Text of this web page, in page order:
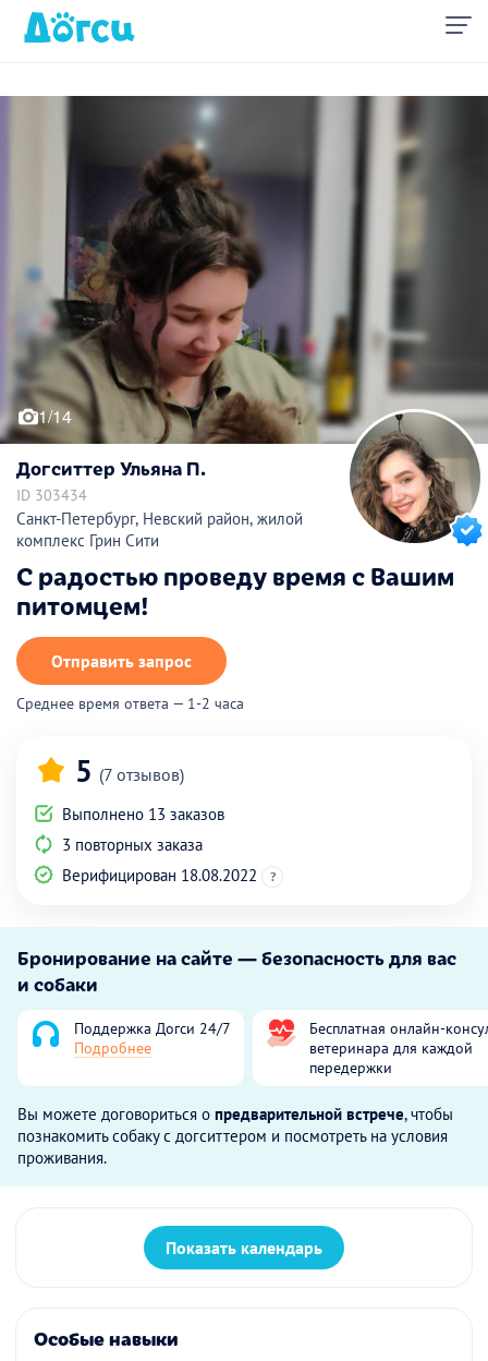
1/14
Догситтер Ульяна П.
ID 303434
Санкт-Петербург, Невский район, жилой
комплекс Грин Сити
С радостью проведу время с Вашим
питомцем!
Отправить запрос
Среднее время ответа — 1-2 часа
5 (7 отзывов)
Выполнено 13 заказов
3 повторных заказа
Верифицирован 18.08.2022
?
Бронирование на сайте — безопасность для вас
и собаки
Поддержка Догси 24/7
Подробнее
Бесплатная онлайн-
ветеринара для каждой
передержки
Вы можете договориться о предварительной встрече, чтобы
познакомить собаку с догситтером и посмотреть на условия
проживания.
Показать календарь
Особые навыки